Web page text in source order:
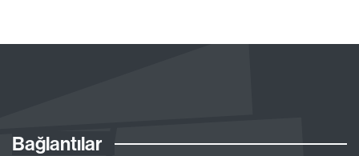
Bağlantılar